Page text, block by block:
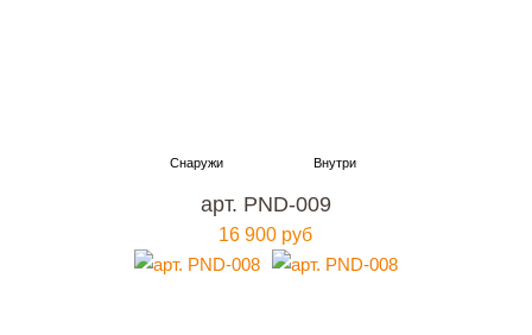
арт. PND-009
16 900 руб